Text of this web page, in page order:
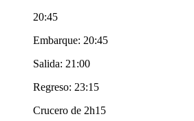
20:45
Embarque: 20:45
Salida: 21:00
Regreso: 23:15
Crucero de 2h15